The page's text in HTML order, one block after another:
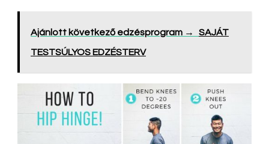
Ajánlott következő edzésprogram → SAJÁT
TESTSÚLYOS EDZÉSTERV